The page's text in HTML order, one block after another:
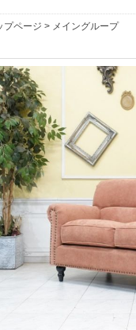
プページ > メイングループ